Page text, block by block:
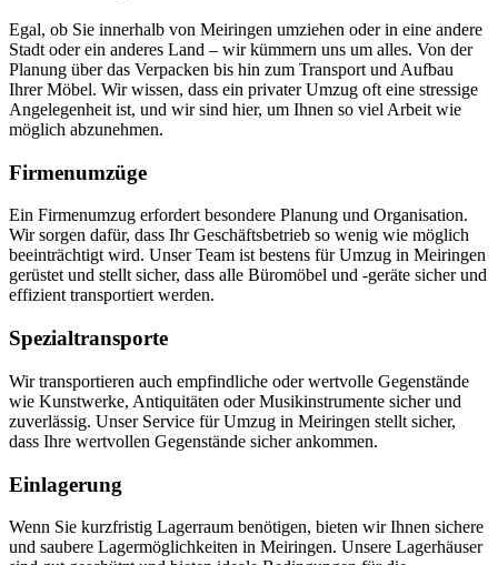
Egal, ob Sie innerhalb von Meiringen umziehen oder in eine andere
Stadt oder ein anderes Land – wir kümmern uns um alles. Von der
Planung über das Verpacken bis hin zum Transport und Aufbau
Ihrer Möbel. Wir wissen, dass ein privater Umzug oft eine stressige
Angelegenheit ist, und wir sind hier, um Ihnen so viel Arbeit wie
möglich abzunehmen.
Firmenumzüge
Ein Firmenumzug erfordert besondere Planung und Organisation.
Wir sorgen dafür, dass Ihr Geschäftsbetrieb so wenig wie möglich
beeinträchtigt wird. Unser Team ist bestens für Umzug in Meiringen
gerüstet und stellt sicher, dass alle Büromöbel und -geräte sicher und
effizient transportiert werden.
Spezialtransporte
Wir transportieren auch empfindliche oder wertvolle Gegenstände
wie Kunstwerke, Antiquitäten oder Musikinstrumente sicher und
zuverlässig. Unser Service für Umzug in Meiringen stellt sicher,
dass Ihre wertvollen Gegenstände sicher ankommen.
Einlagerung
Wenn Sie kurzfristig Lagerraum benötigen, bieten wir Ihnen sichere
und saubere Lagermöglichkeiten in Meiringen. Unsere Lagerhäuser